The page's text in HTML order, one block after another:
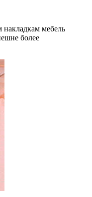
накладкам мебель
более